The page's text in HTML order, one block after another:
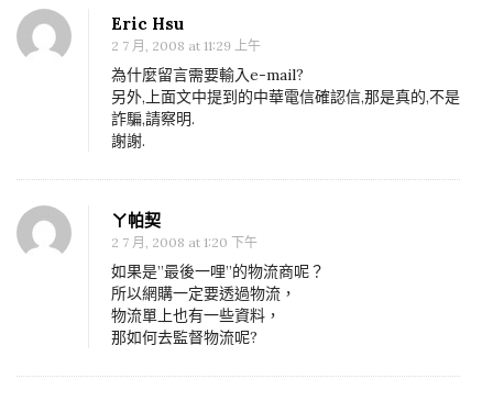
料
外
洩
?
詐
騙
集
團
如
何
取
訂
Eric Hsu
2 7 月, 2008 at 11:29 上午
為什麼留言需要輸入e-mail?
另外,上面文中提到的中華電信確認信,那是真的,不是
詐騙,請察明.
謝謝.
ㄚ帕契
2 7 月, 2008 at 1:20 下午
如果是”最後一哩”的物流商呢？
所以網購一定要透過物流，
物流單上也有一些資料，
那如何去監督物流呢?